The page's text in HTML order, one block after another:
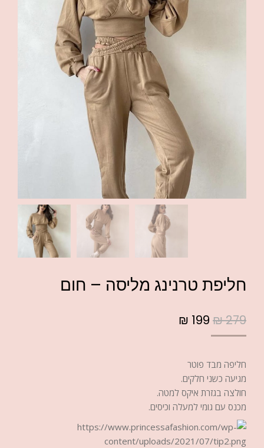
חליפת טרנינג מליסה – חום
₪279
₪ 199
חליפה מבד פוטר
מגיעה כשני חלקים.
חולצה בגזרת איקס למטה.
מכנס עם גומי למעלה וכיסים.